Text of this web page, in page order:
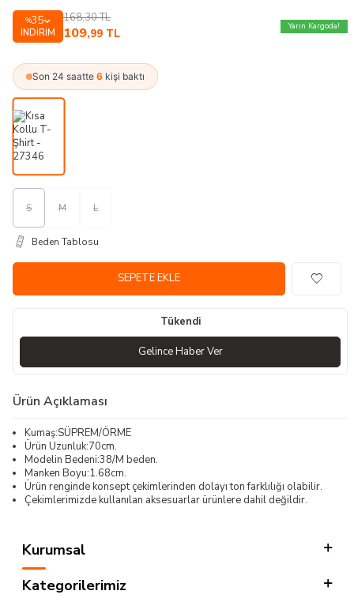
%35
İNDIRIM
168,30TL
109,99 TL
Yarın Kargoda!
Son 24 saatte 6 kişi baktı
S M L
Beden Tablosu
SEPETE EKLE
Tükendi
Gelince Haber Ver
Ürün Açıklaması
Kumaş:SÜPREM/ÖRME
Ürün Uzunluk:70cm.
Modelin Bedeni:38/M beden.
Manken Boyu:1.68cm.
Ürün renginde konsept çekimlerinden dolayı ton farklılığı olabilir.
Çekimlerimizde kullanılan aksesuarlar ürünlere dahil değildir.
Kurumsal
Kategorilerimiz